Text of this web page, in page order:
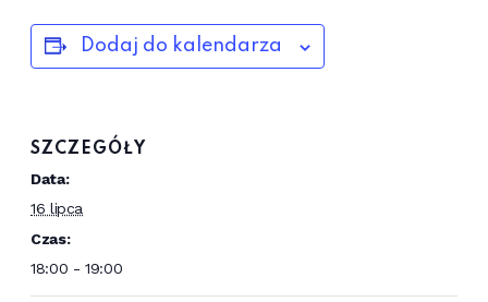
Dodaj do kalendarza
SZCZEGÓŁY
Data:
16 lipca
Czas:
18:00 - 19:00